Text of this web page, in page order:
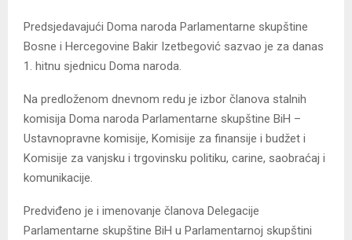
Predsjedavajući Doma naroda Parlamentarne skupštine
Bosne i Hercegovine Bakir Izetbegović sazvao je za danas
1. hitnu sjednicu Doma naroda.
Na predloženom dnevnom redu je izbor članova stalnih
komisija Doma naroda Parlamentarne skupštine BiH –
Ustavnopravne komisije, Komisije za finansije i budžet i
Komisije za vanjsku i trgovinsku politiku, carine, saobraćaj i
komunikacije.
Predviđeno je i imenovanje članova Delegacije
Parlamentarne skupštine BiH u Parlamentarnoj skupštini